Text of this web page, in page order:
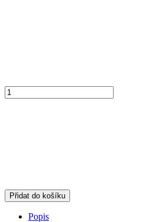
Přidat do košíku
Popis